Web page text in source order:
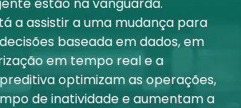
a assistir a uma mudança para
baseada em dados, em
em tempo real e a
optimizam as operações,
de inatividade e aumentam a